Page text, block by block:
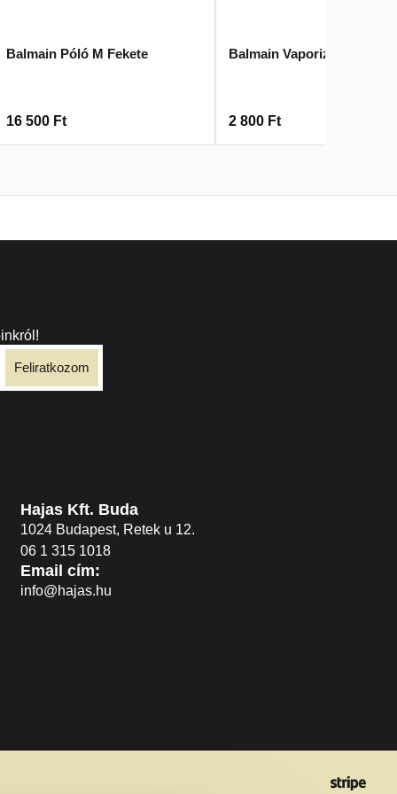
Balmain Póló M Fekete
16 500 Ft
Balmain Vaporizer Pumpa
2 800 Ft
Feliratkozom
Hajas Kft. Buda
1024 Budapest, Retek u 12.
06 1 315 1018
Email cím:
info@hajas.hu